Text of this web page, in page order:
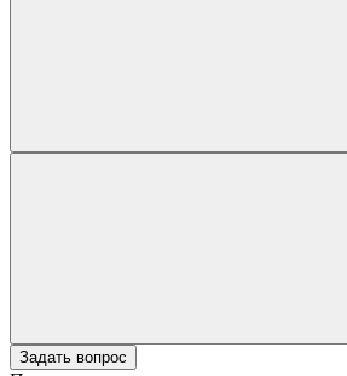
Задать вопрос